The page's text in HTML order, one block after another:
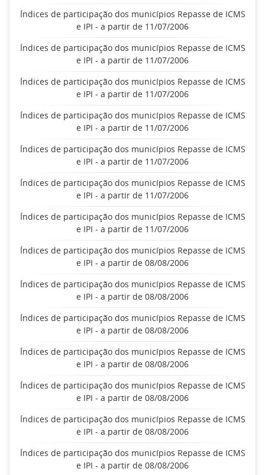
Índices de participação dos municípios Repasse de ICMS
e IPI - a partir de 11/07/2006
Índices de participação dos municípios Repasse de ICMS
e IPI - a partir de 11/07/2006
Índices de participação dos municípios Repasse de ICMS
e IPI - a partir de 11/07/2006
Índices de participação dos municípios Repasse de ICMS
e IPI - a partir de 11/07/2006
Índices de participação dos municípios Repasse de ICMS
e IPI - a partir de 11/07/2006
Índices de participação dos municípios Repasse de ICMS
e IPI - a partir de 11/07/2006
Índices de participação dos municípios Repasse de ICMS
e IPI - a partir de 11/07/2006
Índices de participação dos municípios Repasse de ICMS
e IPI - a partir de 08/08/2006
Índices de participação dos municípios Repasse de ICMS
e IPI - a partir de 08/08/2006
Índices de participação dos municípios Repasse de ICMS
e IPI - a partir de 08/08/2006
Índices de participação dos municípios Repasse de ICMS
e IPI - a partir de 08/08/2006
Índices de participação dos municípios Repasse de ICMS
e IPI - a partir de 08/08/2006
Índices de participação dos municípios Repasse de ICMS
e IPI - a partir de 08/08/2006
Índices de participação dos municípios Repasse de ICMS
e IPI - a partir de 08/08/2006